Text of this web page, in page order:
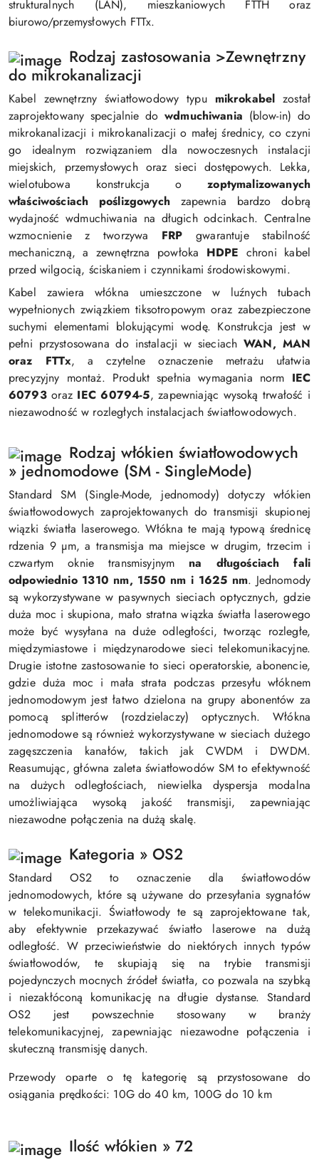
strukturalnych (LAN), mieszkaniowych FTTH oraz
biurowo/przemysłowych FTTx.
Rodzaj zastosowania >Zewnętrzny
do mikrokanalizacji
Kabel zewnętrzny światłowodowy typu mikrokabelzostał
zaprojektowany specjalnie dowdmuchiwania (blow-in) do
mikrokanalizacji i mikrokanalizacji o małej średnicy, co czyni
go idealnym rozwiązaniem dla nowoczesnych instalacji
miejskich, przemysłowych oraz sieci dostępowych. Lekka,
wielotubowa konstrukcja ozoptymalizowanych
właściwościach poślizgowychzapewnia bardzo dobrą
wydajność wdmuchiwania na długich odcinkach. Centralne
wzmocnienie z tworzywa FRPgwarantuje stabilność
mechaniczną, a zewnętrzna powłoka HDPE chroni kabel
przed wilgocią, ściskaniem i czynnikami środowiskowymi.
Kabel zawiera włókna umieszczone w luźnych tubach
wypełnionych związkiem tiksotropowym oraz zabezpieczone
suchymi elementami blokującymi wodę. Konstrukcja jest w
pełni przystosowana do instalacji w sieciachWAN, MAN
oraz FTTx, a czytelne oznaczenie metrażu ułatwia
precyzyjny montaż. Produkt spełnia wymagania norm IEC
60793oraz IEC 60794-5, zapewniając wysoką trwałość i
niezawodność w rozległych instalacjach światłowodowych.
Rodzaj włókien światłowodowych
» jednomodowe (SM - SingleMode)
Standard SM (Single-Mode, jednomody) dotyczy włókien
światłowodowych zaprojektowanych do transmisji skupionej
wiązki światła laserowego. Włókna te mają typową średnicę
rdzenia 9 µm, a transmisja ma miejsce w drugim, trzecim i
czwartym oknie transmisyjnym na długościach fali
odpowiednio 1310 nm, 1550 nm i 1625 nm. Jednomody
są wykorzystywane w pasywnych sieciach optycznych, gdzie
duża moc i skupiona, mało stratna wiązka światła laserowego
może być wysyłana na duże odległości, tworząc rozległe,
międzymiastowe i międzynarodowe sieci telekomunikacyjne.
Drugie istotne zastosowanie to sieci operatorskie, abonencie,
gdzie duża moc i mała strata podczas przesyłu włóknem
jednomodowym jest łatwo dzielona na grupy abonentów za
pomocą splitterów (rozdzielaczy) optycznych. Włókna
jednomodowe są również wykorzystywane w sieciach dużego
zagęszczenia kanałów, takich jak CWDM i DWDM.
Reasumując, główna zaleta światłowodów SM to efektywność
na dużych odległościach, niewielka dyspersja modalna
umożliwiająca wysoką jakość transmisji, zapewniając
niezawodne połączenia na dużą skalę.
Kategoria » OS2
Standard OS2 to oznaczenie dla światłowodów
jednomodowych, które są używane do przesyłania sygnałów
w telekomunikacji. Światłowody te są zaprojektowane tak,
aby efektywnie przekazywać światło laserowe na dużą
odległość. W przeciwieństwie do niektórych innych typów
światłowodów, te skupiają się na trybie transmisji
pojedynczych mocnych źródeł światła, co pozwala na szybką
i niezakłóconą komunikację na długie dystanse. Standard
OS2 jest powszechnie stosowany w branży
telekomunikacyjnej, zapewniając niezawodne połączenia i
skuteczną transmisję danych.
Przewody oparte o tę kategorię są przystosowane do
osiągania prędkości: 10G do 40 km, 100G do 10 km
Ilość włókien » 72